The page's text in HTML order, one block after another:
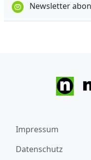
Newsletter
Impressum
Datenschutz